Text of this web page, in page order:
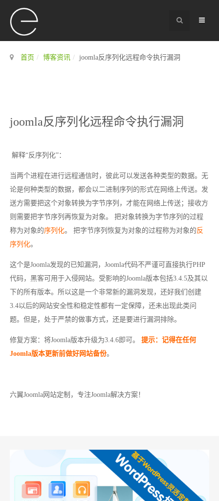
首页 博客资讯 joomla反序列化远程命令执行漏洞
joomla反序列化远程命令执行漏洞
解释“反序列化”：
当两个进程在进行远程通信时，彼此可以发送各种类型的数据。无
论是何种类型的数据，都会以二进制序列的形式在网络上传送。发
送方需要把这个对象转换为字节序列，才能在网络上传送；接收方
则需要把字节序列再恢复为对象。 把对象转换为字节序列的过程
称为对象的序列化。 把字节序列恢复为对象的过程称为对象的反
序列化。
这个是Joomla发现的已知漏洞，Joomla代码不严谨可直接执行PHP
代码，黑客可用于入侵网站。受影响的Joomla版本包括3.4.5及其以
下的所有版本。所以这是一个非常新的漏洞发现，还好我们创建
3.4以后的网站安全性和稳定性都有一定保障，还未出现此类问
题。但是，处于严禁的做事方式，还是要进行漏洞排除。
修复方案：将Joomla版本升级为3.4.6即可。 提示：记得在任何
Joomla版本更新前做好网站备份。
六翼Joomla网站定制，专注Joomla解决方案！